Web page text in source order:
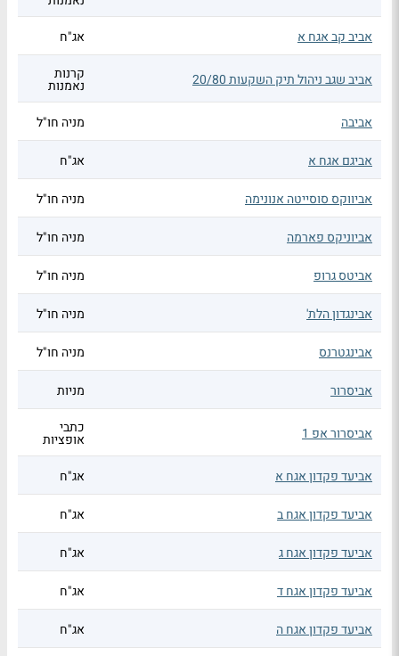
אביב קב אגח א
אג"ח
אביב שגב ניהול תיק השקעות 20/80 קרנות
נאמנות
אביבה
מניה חו"ל
אביגם אגח א אג"ח
אביווקס סוסייטה אנונימה מניה חו"ל
אביוניקס פארמה מניה חו"ל
אביטס גרופ מניה חו"ל
אבינגדון הלת' מניה חו"ל
אבינגטרנס מניה חו"ל
אביסרור מניות
אביסרור אפ 1 כתבי
אופציות
אביעד פקדון אגח א
אג"ח
אביעד פקדון אגח ב אג"ח
אביעד פקדון אגח ג אג"ח
אביעד פקדון אגח ד אג"ח
אביעד פקדון אגח ה אג"ח